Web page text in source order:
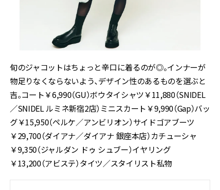
旬のジャコットはちょっと辛口に着るのが◎。インナーが
物足りなくならないよう、デザイン性のあるものを選ぶと
吉。コート￥6,990（GU）ボウタイシャツ￥11,880（SNIDEL
／SNIDEL ルミネ新宿2店）ミニスカート￥9,990（Gap）バッ
グ￥15,950（ペルケ／アンビリオン）サイドゴアブーツ
￥29,700（ダイアナ／ダイアナ 銀座本店）カチューシャ
￥9,350（ジャルダン ドゥ シュブー）イヤリング
￥13,200（アビステ）タイツ／スタイリスト私物